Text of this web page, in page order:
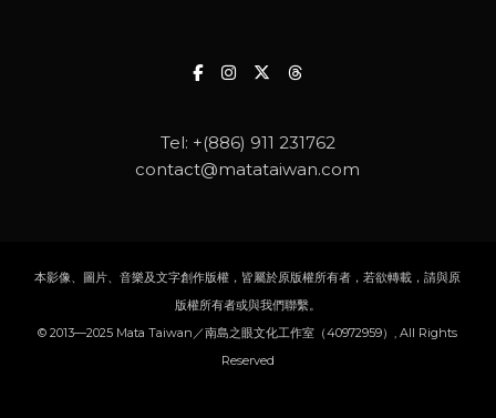
Tel: +(886) 911 231762
contact@matataiwan.com
本影像、圖片、音樂及文字創作版權，皆屬於原版權所有者，若欲轉載，請與原
版權所有者或與我們聯繫。
© 2013—2025 Mata Taiwan／南島之眼文化工作室（40972959）, All Rights
Reserved